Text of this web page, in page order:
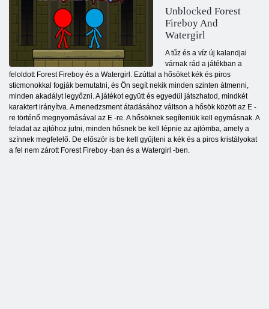
Unblocked Forest
Fireboy And
Watergirl
A tűz és a víz új kalandjai
várnak rád a játékban a
feloldott Forest Fireboy és a Watergirl. Ezúttal a hősöket kék és piros
sticmonokkal fogják bemutatni, és Ön segít nekik minden szinten átmenni,
minden akadályt legyőzni. A játékot együtt és egyedül játszhatod, mindkét
karaktert irányítva. A menedzsment átadásához váltson a hősök között az E -
re történő megnyomásával az E -re. A hősöknek segíteniük kell egymásnak. A
feladat az ajtóhoz jutni, minden hősnek be kell lépnie az ajtómba, amely a
színnek megfelelő. De először is be kell gyűjteni a kék és a piros kristályokat
a fel nem zárott Forest Fireboy -ban és a Watergirl -ben.